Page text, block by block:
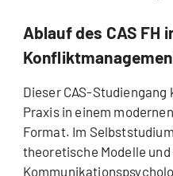
Ablauf des CAS FH
Dieser CAS-
Praxis in einem
Format. Im
theoretische Modelle